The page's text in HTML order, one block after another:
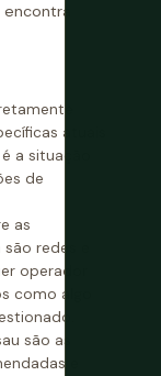
atuais
a situação
de
as
redes e
operador
como algo
são as
e